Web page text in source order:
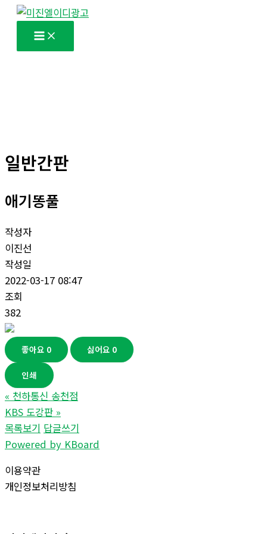
일반간판
애기똥풀
작성자
이진선
작성일
2022-03-17 08:47
조회
382
좋아요 0 싫어요 0
인쇄
« 천하통신 송천점
KBS 도강판 »
목록보기 답글쓰기
Powered by KBoard
이용약관
개인정보처리방침